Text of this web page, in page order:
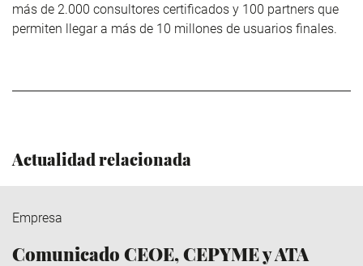
más de 2.000 consultores certificados y 100 partners que
permiten llegar a más de 10 millones de usuarios finales.
Actualidad relacionada
Empresa
Comunicado CEOE, CEPYME y ATA